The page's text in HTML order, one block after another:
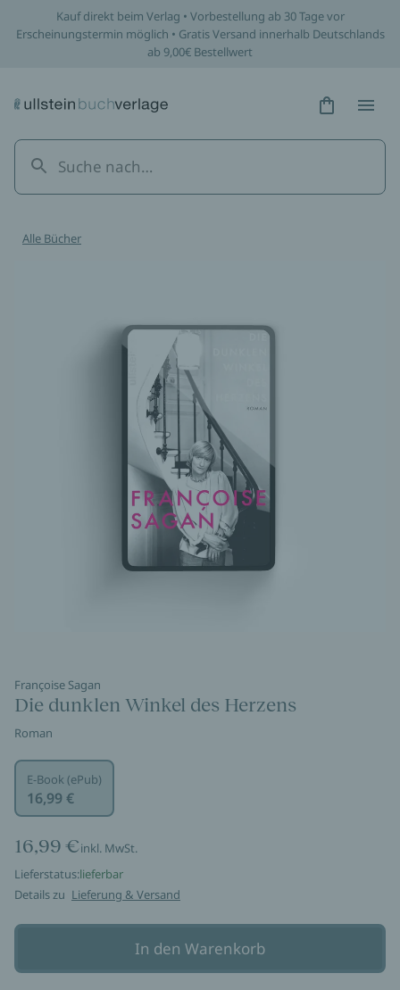
Kauf direkt beim Verlag • Vorbestellung ab 30 Tage vor
Erscheinungstermin möglich • Gratis Versand innerhalb Deutschlands
ab 9,00€ Bestellwert
Hidden
Alle Bücher
Françoise Sagan
Die dunklen Winkel des Herzens
Roman
E-Book (ePub)
16,99 €
16,99 €inkl. MwSt.
Lieferstatus:lieferbar
Details zu Lieferung & Versand
In den Warenkorb